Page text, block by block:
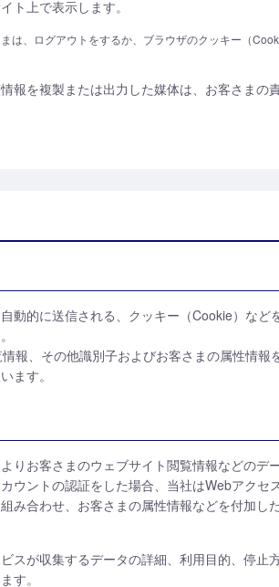
ト上で表示します。
は、ログアウトをするか、ブラウザのクッキー（
報を複製または出力した媒体は、お客さまの
動的に送信される、クッキー（Cookie）など
報、その他識別子およびお客さまの属性情報
ます。
りお客さまのウェブサイト閲覧情報などのデ
ウントの認証をした場合、当社はWebアクセ
み合わせ、お客さまの属性情報などを付加し
スが収集するデータの詳細、利用目的、停止
す。